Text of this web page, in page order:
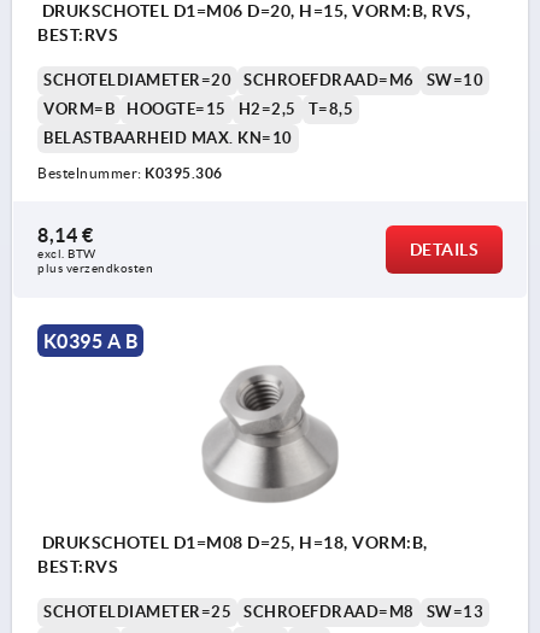
DRUKSCHOTEL D1=M06 D=20, H=15, VORM:B, RVS,
BEST:RVS
SCHOTELDIAMETER=20 SCHROEFDRAAD=M6
SW=10
VORM=B
HOOGTE=15 H2=2,5
T=8,5
BELASTBAARHEID MAX. KN=10
Bestelnummer: K0395.306
8,14 €
excl. BTW
plus verzendkosten
DETAILS
K0395 A B
DRUKSCHOTEL D1=M08 D=25, H=18, VORM:B,
BEST:RVS
SCHOTELDIAMETER=25 SCHROEFDRAAD=M8
SW=13